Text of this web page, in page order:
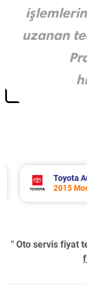
uzanan
Toyota
2015
" Oto servis fiyat